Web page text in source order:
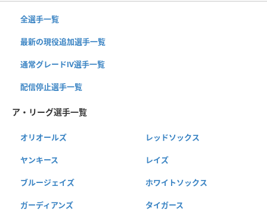
全選手一覧
最新の現役追加選手一覧
通常グレードⅣ選手一覧
配信停止選手一覧
ア・リーグ選手一覧
オリオールズ レッドソックス
ヤンキース レイズ
ブルージェイズ ホワイトソックス
ガーディアンズ タイガース